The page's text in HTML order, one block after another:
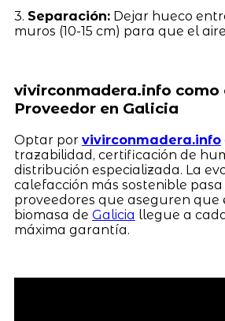
3. Separación:Dejar hueco
muros (10-15 cm) para que el
vivirconmadera.info
Proveedor en Galicia
Optar por vivirconmadera.info
trazabilidad, certificación de
distribución especializada. La
calefacción más sostenible
proveedores que aseguren que
biomasa de Galicia llegue a
máxima garantía.